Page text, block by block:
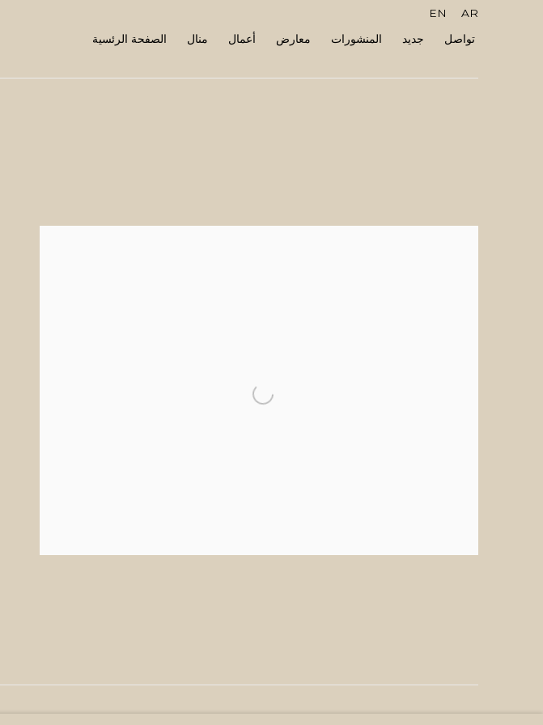
الصفحة الرئسية منال أعمال معارض المنشورات جديد تواصل
EN AR